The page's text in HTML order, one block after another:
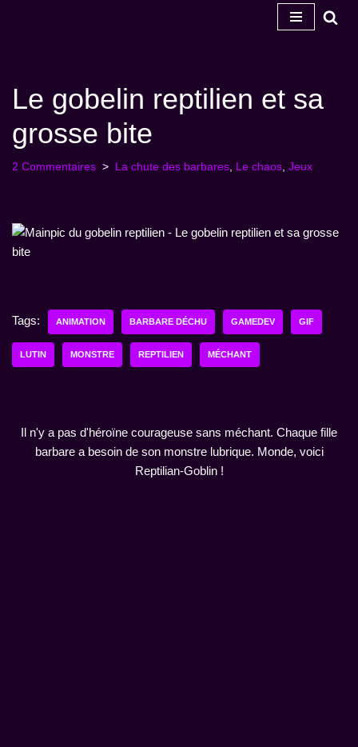
Le gobelin reptilien et sa
grosse bite
2 Commentaires La chute des barbares, Le chaos, Jeux
Tags: ANIMATION BARBARE DÉCHU GAMEDEV GIF
LUTIN MONSTRE REPTILIEN MÉCHANT
Il n'y a pas d'héroïne courageuse sans méchant. Chaque fille
barbare a besoin de son monstre lubrique. Monde, voici
Reptilian-Goblin !